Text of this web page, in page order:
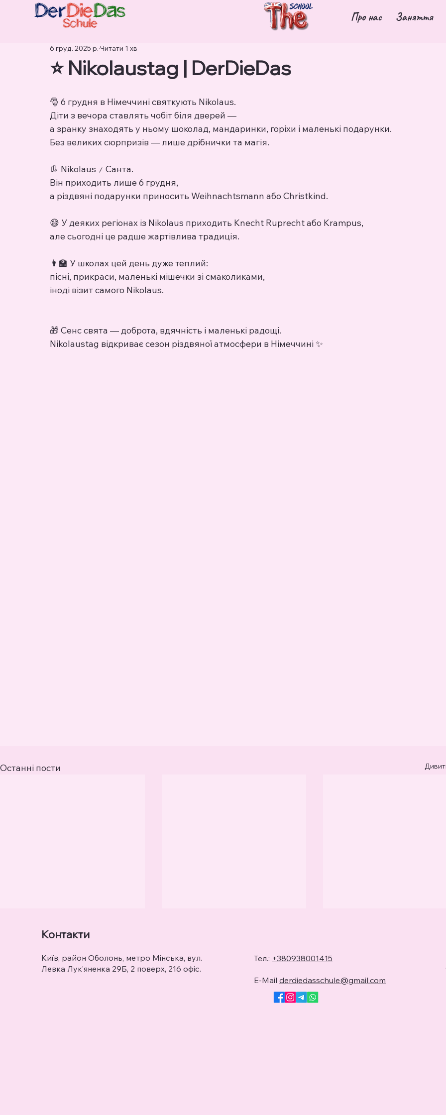
Про нас Заняття
⭐️ Nikolaustag | DerDieDas
6 груд. 2025 р. Читати 1 хв
🎅 6 грудня в Німеччині святкують Nikolaus.
Діти з вечора ставлять чобіт біля дверей —
а зранку знаходять у ньому шоколад, мандаринки, горіхи і маленькі подарунки.
Без великих сюрпризів — лише дрібнички та магія.
👢 Nikolaus ≠ Санта.
Він приходить лише 6 грудня,
а різдвяні подарунки приносить Weihnachtsmann або Christkind.
😅 У деяких регіонах із Nikolaus приходить Knecht Ruprecht або Krampus,
але сьогодні це радше жартівлива традиція.
👨‍🏫 У школах цей день дуже теплий:
пісні, прикраси, маленькі мішечки зі смаколиками,
іноді візит самого Nikolaus.
🎁 Сенс свята — доброта, вдячність і маленькі радощі.
Nikolaustag відкриває сезон різдвяної атмосфери в Німеччині ✨
Останні пости
Тел.: +380938001415
E-Mailderdiedasschule@gmail.com
Контакти
Київ, район Оболонь, метро Мінська, вул.
Левка Лук’яненка 29Б, 2 поверх, 216 офіс.